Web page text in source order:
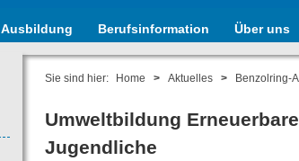
Ausbildung Berufsinformation Über uns
Sie sind hier: Home > Aktuelles > Benzolring-
Umweltbildung
Jugendliche